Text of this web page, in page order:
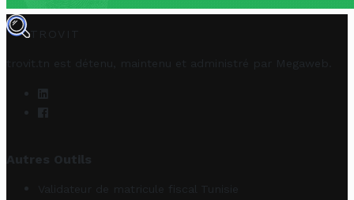
TROVIT
trovit.tn est détenu, maintenu et administré par Megaweb
Autres Outils
Validateur de matricule fiscal Tunisie